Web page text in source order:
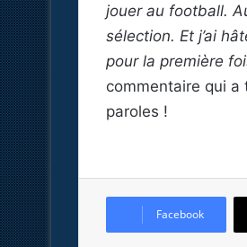
jouer au football.
sélection. Et j’ai
pour la première
commentaire qui a
paroles !
Facebook